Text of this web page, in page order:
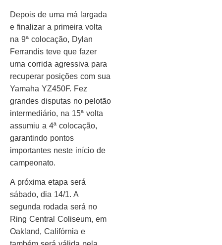
Depois de uma má largada
e finalizar a primeira volta
na 9ª colocação, Dylan
Ferrandis teve que fazer
uma corrida agressiva para
recuperar posições com sua
Yamaha YZ450F. Fez
grandes disputas no pelotão
intermediário, na 15ª volta
assumiu a 4ª colocação,
garantindo pontos
importantes neste início de
campeonato.
A próxima etapa será
sábado, dia 14/1. A
segunda rodada será no
Ring Central Coliseum, em
Oakland, Califórnia e